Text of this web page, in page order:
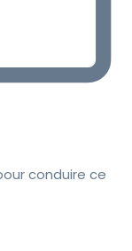
conduire ce